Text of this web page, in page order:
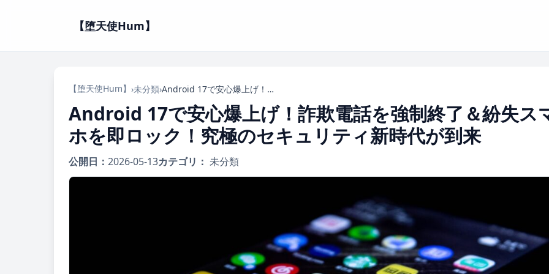
【堕天使Hum】
【堕天使Hum】 ›未分類› Android 17で安心爆上げ！詐欺電話を強制終了＆紛失スマホを即ロック！究極のセキュリティ新時代が到来
Android 17で安心爆上げ！詐欺電話を強制終了＆紛失ス
ホを即ロック！究極のセキュリティ新時代が到来
公開日： 2026-05-13カテゴリ： 未分類